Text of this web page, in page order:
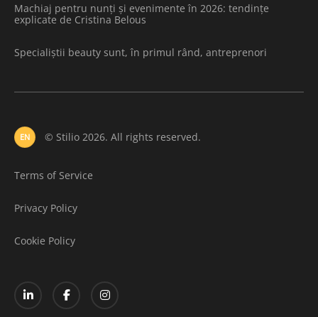
Machiaj pentru nunți și evenimente în 2026: tendințe
explicate de Cristina Belous
Specialiștii beauty sunt, în primul rând, antreprenori
EN © Stilio 2026. All rights reserved.
Terms of Service
Privacy Policy
Cookie Policy